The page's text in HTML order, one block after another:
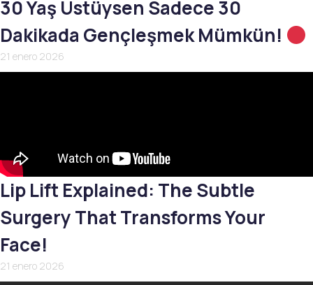
30 Yaş Üstüysen Sadece 30
Dakikada Gençleşmek Mümkün!
21 enero 2026
Lip Lift Explained: The Subtle
Surgery That Transforms Your
Face!
21 enero 2026